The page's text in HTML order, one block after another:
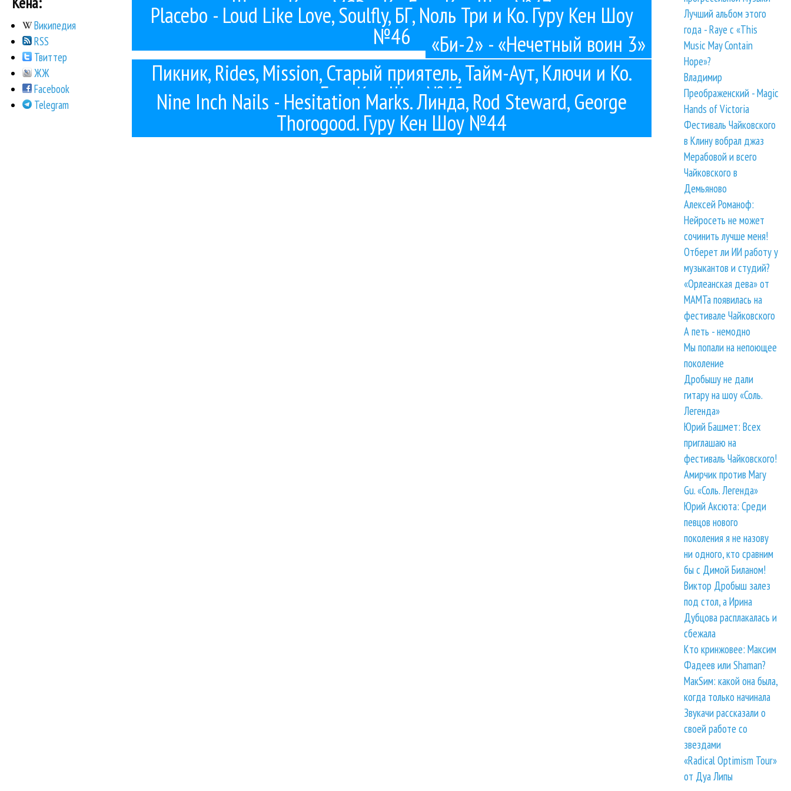
Шерил Кроу, MSP и Ко. Гуру Кен Шоу №47
Placebo - Loud Like Love, Soulfly, БГ, Nоль Три и Ко. Гуру Кен Шоу
№46 «Би-2» - «Нечетный воин 3»
Пикник, Rides, Mission, Старый приятель, Тайм-Аут, Ключи и Ко.
Гуру Кен Шоу №45
Nine Inch Nails - Hesitation Marks. Линда, Rod Steward, George
Thorogood. Гуру Кен Шоу №44
Википедия
RSS
Твиттер
ЖЖ
Facebook
Telegram
Лучший альбом этого
года - Raye с «This
Music May Contain
Hope»?
Владимир
Преображенский - Magic
Hands of Victoria
Фестиваль Чайковского
в Клину вобрал джаз
Мерабовой и всего
Чайковского в
Демьяново
Алексей Романоф:
Нейросеть не может
сочинить лучше меня!
Отберет ли ИИ работу у
музыкантов и студий?
«Орлеанская дева» от
МАМТа появилась на
фестивале Чайковского
А петь - немодно
Мы попали на непоющее
поколение
Дробышу не дали
гитару на шоу «Соль.
Легенда»
Юрий Башмет: Всех
приглашаю на
фестиваль Чайковского!
Амирчик против Mary
Gu. «Соль. Легенда»
Юрий Аксюта: Среди
певцов нового
поколения я не назову
ни одного, кто сравним
бы с Димой Биланом!
Виктор Дробыш залез
под стол, а Ирина
Дубцова расплакалась и
сбежала
Кто кринжовее: Максим
Фадеев или Shaman?
МакSим: какой она была,
когда только начинала
Звукачи рассказали о
своей работе со
звездами
«Radical Optimism Tour»
от Дуа Липы